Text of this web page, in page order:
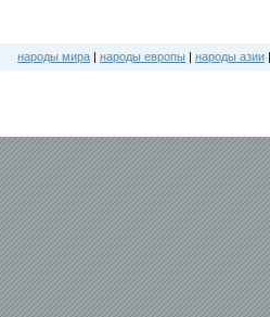
народы мира | народы европы | народы азии